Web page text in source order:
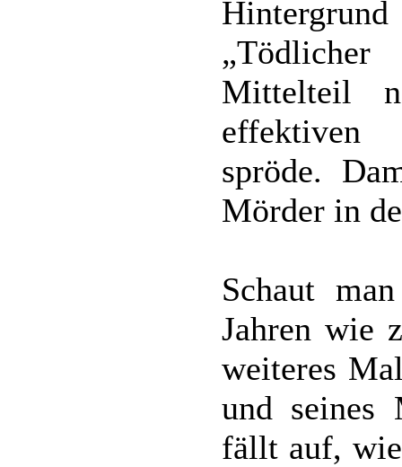
Mittelteil
spröde.
Mörder in
Schaut
Jahren wie
weiteres
und seines
fällt auf,